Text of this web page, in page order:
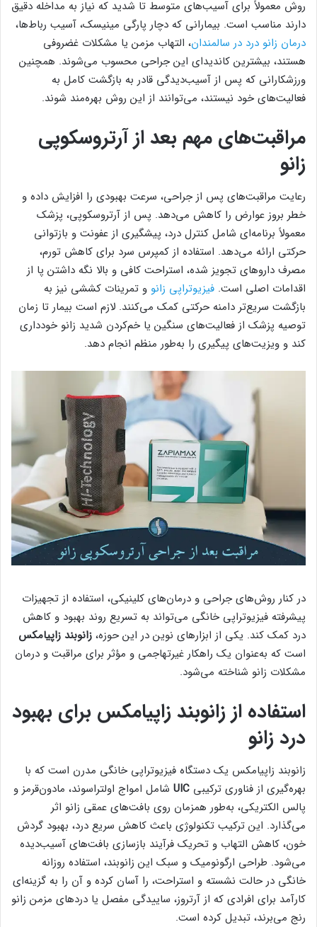
روش معمولاً برای آسیب‌های متوسط تا شدید که نیاز به مداخله دقیق
دارند مناسب است. بیمارانی که دچار پارگی مینیسک، آسیب رباط‌ها،
درمان زانو درد در سالمندان، التهاب مزمن یا مشکلات غضروفی
هستند، بیشترین کاندیدای این جراحی محسوب می‌شوند. همچنین
ورزشکارانی که پس از آسیب‌دیدگی قادر به بازگشت کامل به
فعالیت‌های خود نیستند، می‌توانند از این روش بهره‌مند شوند.
مراقبت‌های مهم بعد از آرتروسکوپی
زانو
رعایت مراقبت‌های پس از جراحی، سرعت بهبودی را افزایش داده و
خطر بروز عوارض را کاهش می‌دهد. پس از آرتروسکوپی، پزشک
معمولاً برنامه‌ای شامل کنترل درد، پیشگیری از عفونت و بازتوانی
حرکتی ارائه می‌دهد. استفاده از کمپرس سرد برای کاهش تورم،
مصرف داروهای تجویز شده، استراحت کافی و بالا نگه داشتن پا از
اقدامات اصلی است. فیزیوتراپی زانو و تمرینات کششی نیز به
بازگشت سریع‌تر دامنه حرکتی کمک می‌کنند. لازم است بیمار تا زمان
توصیه پزشک از فعالیت‌های سنگین یا خم‌کردن شدید زانو خودداری
کند و ویزیت‌های پیگیری را به‌طور منظم انجام دهد.
در کنار روش‌های جراحی و درمان‌های کلینیکی، استفاده از تجهیزات
پیشرفته فیزیوتراپی خانگی می‌تواند به تسریع روند بهبود و کاهش
درد کمک کند. یکی از ابزارهای نوین در این حوزه، زانوبند زاپیامکس
است که به‌عنوان یک راهکار غیرتهاجمی و مؤثر برای مراقبت و درمان
مشکلات زانو شناخته می‌شود.
استفاده از زانوبند زاپیامکس برای بهبود
درد زانو
زانوبند زاپیامکس یک دستگاه فیزیوتراپی خانگی مدرن است که با
بهره‌گیری از فناوری ترکیبی UIC شامل امواج اولتراسوند، مادون‌قرمز و
پالس الکتریکی، به‌طور همزمان روی بافت‌های عمقی زانو اثر
می‌گذارد. این ترکیب تکنولوژی باعث کاهش سریع درد، بهبود گردش
خون، کاهش التهاب و تحریک فرآیند بازسازی بافت‌های آسیب‌دیده
می‌شود. طراحی ارگونومیک و سبک این زانوبند، استفاده روزانه
خانگی در حالت نشسته و استراحت، را آسان کرده و آن را به گزینه‌ای
کارآمد برای افرادی که از آرتروز، ساییدگی مفصل یا دردهای مزمن زانو
رنج می‌برند، تبدیل کرده است.